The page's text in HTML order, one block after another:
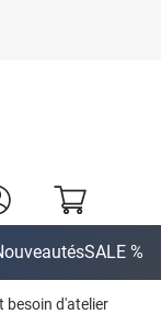
SALE %
besoin d'atelier